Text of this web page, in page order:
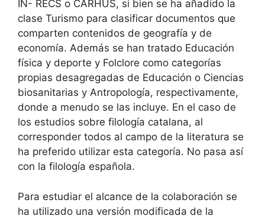
IN- RECS o CARHUS, si bien se ha añadido la
clase Turismo para clasificar documentos que
comparten contenidos de geografía y de
economía. Además se han tratado Educación
física y deporte y Folclore como categorías
propias desagregadas de Educación o Ciencias
biosanitarias y Antropología, respectivamente,
donde a menudo se las incluye. En el caso de
los estudios sobre filología catalana, al
corresponder todos al campo de la literatura se
ha preferido utilizar esta categoría. No pasa así
con la filología española.
Para estudiar el alcance de la colaboración se
ha utilizado una versión modificada de la